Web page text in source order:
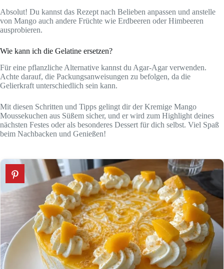
Absolut! Du kannst das Rezept nach Belieben anpassen und anstelle
von Mango auch andere Früchte wie Erdbeeren oder Himbeeren
ausprobieren.
Wie kann ich die Gelatine ersetzen?
Für eine pflanzliche Alternative kannst du Agar-Agar verwenden.
Achte darauf, die Packungsanweisungen zu befolgen, da die
Gelierkraft unterschiedlich sein kann.
Mit diesen Schritten und Tipps gelingt dir der Kremige Mango
Moussekuchen aus Süßem sicher, und er wird zum Highlight deines
nächsten Festes oder als besonderes Dessert für dich selbst. Viel Spaß
beim Nachbacken und Genießen!